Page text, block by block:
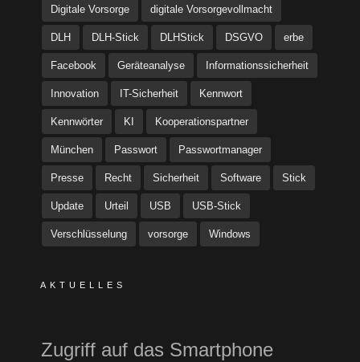
Digitale Vorsorge digitale Vorsorgevollmacht
DLH DLH-Stick DLHStick DSGVO erbe
Facebook Geräteanalyse Informationssicherheit
Innovation IT-Sicherheit Kennwort
Kennwörter KI Kooperationspartner
München Passwort Passwortmanager
Presse Recht Sicherheit Software Stick
Update Urteil USB USB-Stick
Verschlüsselung vorsorge Windows
AKTUELLES
Zugriff auf das Smartphone